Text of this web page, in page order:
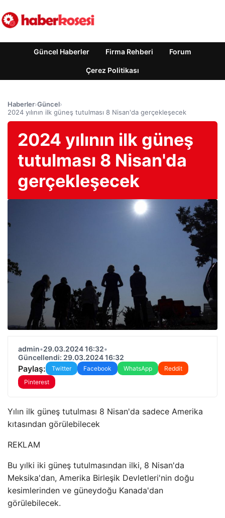
Güncel Haberler Firma Rehberi Forum
Çerez Politikası
Haberler›Güncel›
2024 yılının ilk güneş tutulması 8 Nisan'da gerçekleşecek
2024 yılının ilk güneş
tutulması 8 Nisan'da
gerçekleşecek
admin•29.03.2024 16:32•
Güncellendi: 29.03.2024 16:32
Paylaş: Twitter Facebook WhatsApp
Reddit
Pinterest
Yılın ilk güneş tutulması 8 Nisan'da sadece Amerika
kıtasından görülebilecek
REKLAM
Bu yılki iki güneş tutulmasından ilki, 8 Nisan'da
Meksika'dan, Amerika Birleşik Devletleri'nin doğu
kesimlerinden ve güneydoğu Kanada'dan
görülebilecek.